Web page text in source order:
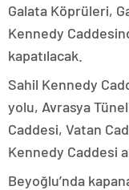
Galata Köprüleri,
Kennedy
kapatılacak.
Sahil Kennedy
yolu, Avrasya
Caddesi, Vatan
Kennedy Caddesi
Beyoğlu’nda